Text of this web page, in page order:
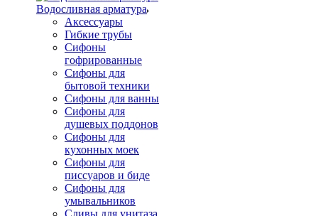
Водосливная арматура
Аксессуары
Гибкие трубы
Сифоны
гофрированные
Сифоны для
бытовой техники
Сифоны для ванны
Сифоны для
душевых поддонов
Сифоны для
кухонных моек
Сифоны для
писсуаров и биде
Сифоны для
умывальников
Сливы для унитаза